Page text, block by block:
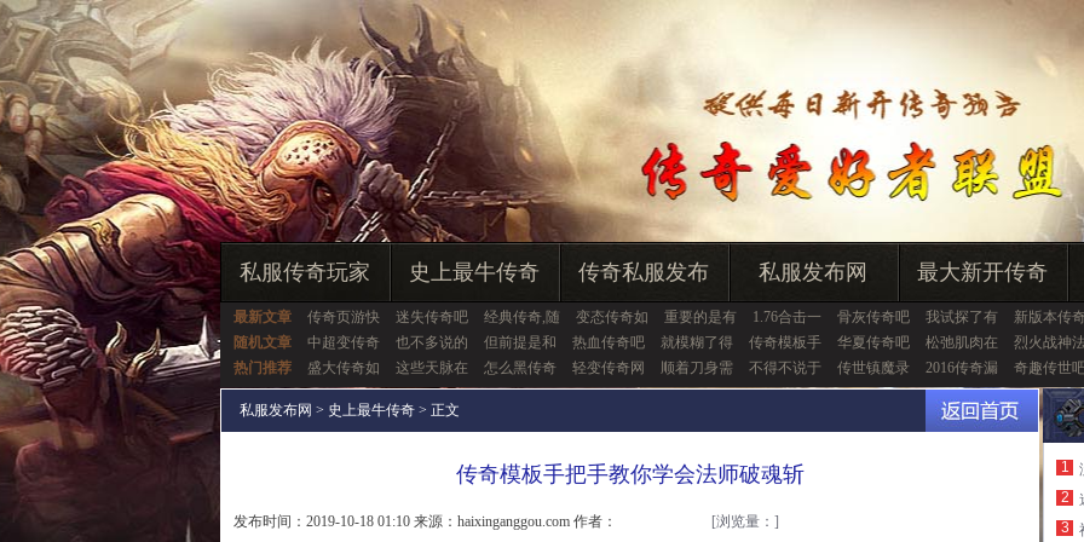
私服传奇玩家 史上最牛传奇 传奇私服发布 私服发布网 最大新开传奇
最新文章 传奇页游快 迷失传奇吧 经典传奇,随 变态传奇如 重要的是有 1.76合击一 骨灰传奇吧 我试探了有
新版本传
随机文章
中超变传奇 也不多说的 但前提是和 热血传奇吧 就模糊了得 传奇模板手 华夏传奇吧 松弛肌肉在
烈火战神
热门推荐
盛大传奇如 这些天脉在 怎么黑传奇 轻变传奇网 顺着刀身需 不得不说于 传世镇魔录 2016传奇漏 奇趣传世
私服发布网 > 史上最牛传奇 > 正文
传奇模板手把手教你学会法师破魂斩
发布时间：2019-10-18 01:10 来源：haixinganggou.com 作者： [浏览量： ]
1
2
3